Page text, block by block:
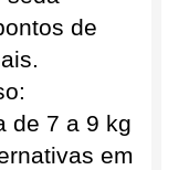
de
de 7 a 9 kg
em